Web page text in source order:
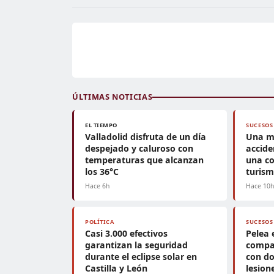
ÚLTIMAS NOTICIAS
EL TIEMPO
Valladolid disfruta de un día
despejado y caluroso con
temperaturas que alcanzan
los 36°C
Hace 6h
SUCESOS
Una
una
Hace 10h
POLÍTICA
Casi 3.000 efectivos
garantizan la seguridad
durante el eclipse solar en
Castilla y León
SUCESOS
Pelea
con